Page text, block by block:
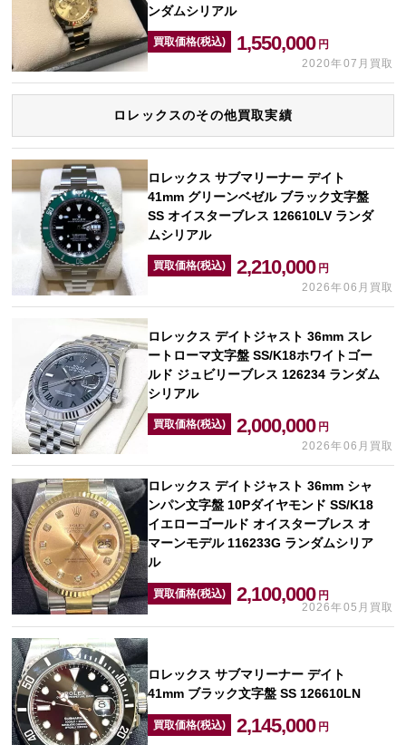
ンダムシリアル
買取価格(税込) 1,550,000 円
2020年07月買取
ロレックスのその他買取実績
ロレックス サブマリーナー デイト
41mm グリーンベゼル ブラック文字盤
SS オイスターブレス 126610LV ランダ
ムシリアル
買取価格(税込) 2,210,000 円
2026年06月買取
ロレックス デイトジャスト 36mm スレ
ートローマ文字盤 SS/K18ホワイトゴー
ルド ジュビリーブレス 126234 ランダム
シリアル
買取価格(税込) 2,000,000 円
2026年06月買取
ロレックス デイトジャスト 36mm シャ
ンパン文字盤 10Pダイヤモンド SS/K18
イエローゴールド オイスターブレス オ
マーンモデル 116233G ランダムシリア
ル
買取価格(税込) 2,100,000 円
2026年05月買取
ロレックス サブマリーナー デイト
41mm ブラック文字盤 SS 126610LN
買取価格(税込) 2,145,000 円